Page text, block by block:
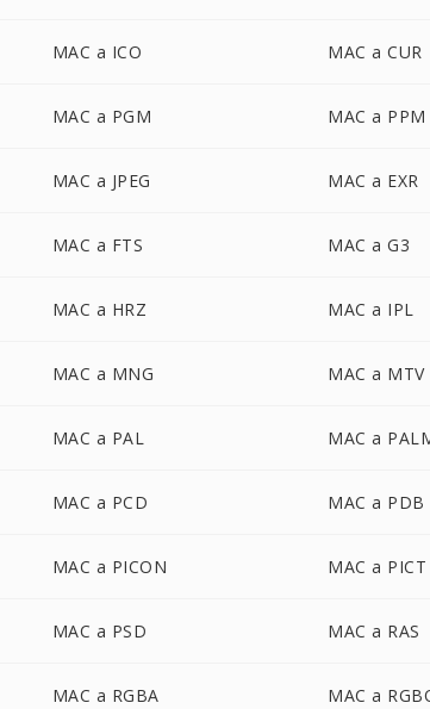
MAC a ICO MAC a CUR
MAC a PGM MAC a PPM
MAC a JPEG MAC a EXR
MAC a FTS MAC a G3
MAC a HRZ MAC a IPL
MAC a MNG MAC a MTV
MAC a PAL MAC a
MAC a PCD MAC a PDB
MAC a PICON MAC a PICT
MAC a PSD MAC a RAS
MAC a RGBA MAC a